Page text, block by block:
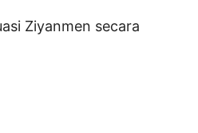
Ziyanmen secara